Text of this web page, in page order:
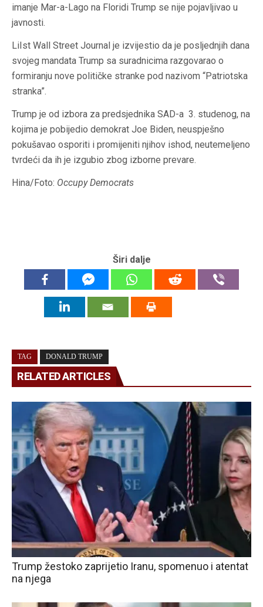
imanje Mar-a-Lago na Floridi Trump se nije pojavljivao u
javnosti.
LiIst Wall Street Journal je izvijestio da je posljednjih dana
svojeg mandata Trump sa suradnicima razgovarao o
formiranju nove političke stranke pod nazivom “Patriotska
stranka”.
Trump je od izbora za predsjednika SAD-a 3. studenog, na
kojima je pobijedio demokrat Joe Biden, neuspješno
pokušavao osporiti i promijeniti njihov ishod, neutemeljeno
tvrdeći da ih je izgubio zbog izborne prevare.
Hina/Foto: Occupy Democrats
Širi dalje
TAG DONALD TRUMP
RELATED ARTICLES
Trump žestoko zaprijetio Iranu, spomenuo i atentat
na njega